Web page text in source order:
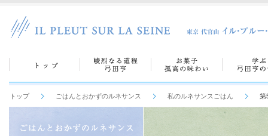
トップ ごはんとおかずのルネサンス 私のルネサンスごはん 第